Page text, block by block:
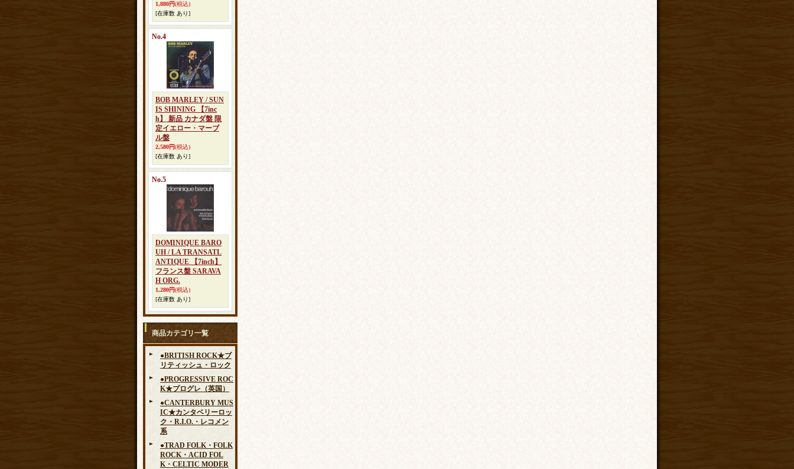
1,880円(税込)
[在庫数 あり]
No.4
BOB MARLEY / SUN
IS SHINING 【7inc
h】 新品 カナダ盤 限
定イエロー・マーブ
ル盤
2,580円(税込)
[在庫数 あり]
No.5
DOMINIQUE BARO
UH / LA TRANSATL
ANTIQUE 【7inch】
フランス盤 SARAVA
H ORG.
1,280円(税込)
[在庫数 あり]
商品カテゴリ一覧
●BRITISH ROCK★ブ
リティッシュ・ロック
●PROGRESSIVE ROC
K★プログレ（英国）
●CANTERBURY MUS
IC★カンタベリーロッ
ク・R.I.O.・レコメン
系
●TRAD FOLK・FOLK
ROCK・ACID FOL
K・CELTIC MODER